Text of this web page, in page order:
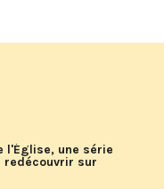
l'Église, une série
redécouvrir sur